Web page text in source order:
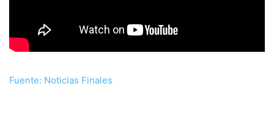
Fuente: Noticias Finales